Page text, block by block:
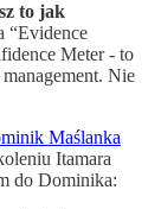
to jak
“Evidence
Meter - to
Nie
Maślanka
Itamara
do Dominika: